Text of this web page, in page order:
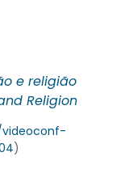
e religião
Religion
)